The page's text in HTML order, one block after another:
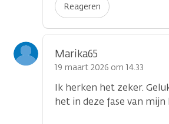
Reageren
Marika65
19 maart 2026 om 14.33
Ik herken het zeker.
het in deze fase van mijn